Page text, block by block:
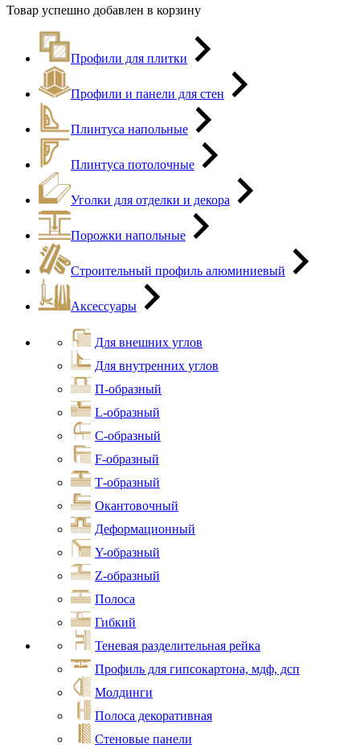
Товар успешно добавлен в корзину
Профили для плитки
Профили и панели для стен
Плинтуса напольные
Плинтуса потолочные
Уголки для отделки и декора
Порожки напольные
Строительный профиль алюминиевый
Аксессуары
Для внешних углов
Для внутренних углов
П-образный
L-образный
С-образный
F-образный
Т-образный
Окантовочный
Деформационный
Y-образный
Z-образный
Полоса
Гибкий
Теневая разделительная рейка
Профиль для гипсокартона, мдф, дсп
Молдинги
Полоса декоративная
Стеновые панели